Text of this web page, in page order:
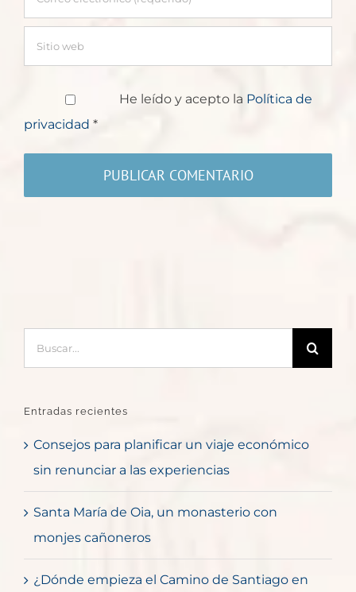
He leído y acepto la Política de
privacidad *
Entradas recientes
Consejos para planificar un viaje económico
sin renunciar a las experiencias
Santa María de Oia, un monasterio con
monjes cañoneros
¿Dónde empieza el Camino de Santiago en